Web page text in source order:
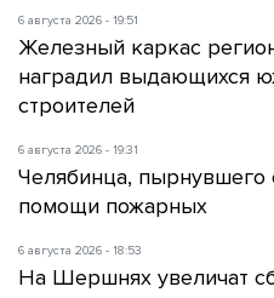
6 августа 2026 - 19:51
Железный каркас
наградил выдающихся
строителей
6 августа 2026 - 19:31
Челябинца, пырнувшего
помощи пожарных
6 августа 2026 - 18:53
На Шершнях увеличат